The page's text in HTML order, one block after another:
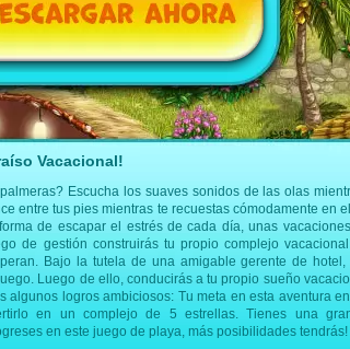
Vacacional!
Escucha los suaves sonidos de las olas
entre tus pies mientras te recuestas cómodamente en
de escapar el estrés de cada día, unas
de gestión construirás tu propio complejo
Bajo la tutela de una amigable gerente de
Luego de ello, conducirás a tu propio sueño
logros ambiciosos: Tu meta en esta aventura
en un complejo de 5 estrellas. Tienes una
en este juego de playa, más posibilidades tendrás!